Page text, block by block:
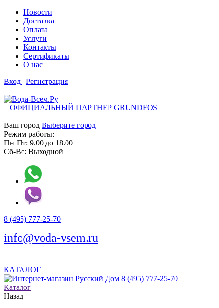
Новости
Доставка
Оплата
Услуги
Контакты
Cертификаты
О нас
Вход | Регистрация
ОФИЦИАЛЬНЫЙ ПАРТНЕР GRUNDFOS
Ваш город Выберите город
Режим работы:
Пн-Пт: 9.00 до 18.00
Сб-Вс: Выходной
8 (495) 777-25-70
info@voda-vsem.ru
КАТАЛОГ
8 (495) 777-25-70
Каталог
Назад